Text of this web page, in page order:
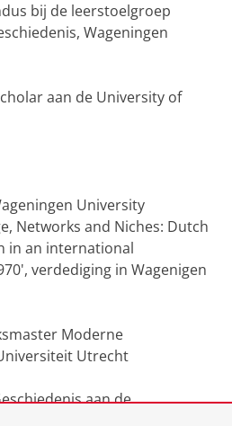
bij de leerstoelgroep
Wageningen
aan de University of
University
Networks and Niches: Dutch
in an international
verdediging in Wagenigen
Moderne
Utrecht
aan de